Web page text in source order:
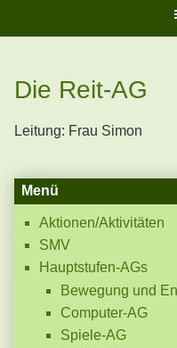
Die Reit-AG
Leitung: Frau Simon
Menü
Aktionen/Aktivitäten
SMV
Hauptstufen-AGs
Bewegung und
Computer-AG
Spiele-AG